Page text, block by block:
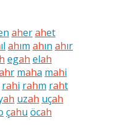
aherahet
ıl ahım ahın ahır
egah elah
r maha mahi
rahi rahm raht
ah uzah uçah
çahu öcah